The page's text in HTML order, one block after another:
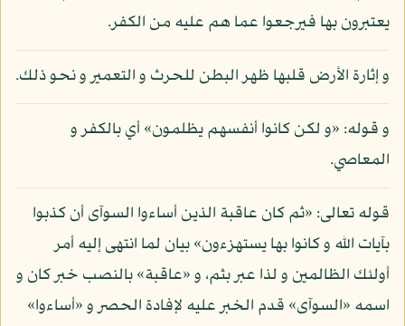
يعتبرون بها فيرجعوا عما هم عليه من الكفر.
و إثارة الأرض قلبها ظهر البطن للحرث و التعمير و نحو ذلك.
و قوله: «و لكن كانوا أنفسهم يظلمون» أي بالكفر و
المعاصي.
قوله تعالى: «ثم كان عاقبة الذين أساءوا السوآى أن كذبوا
بآيات الله و كانوا بها يستهزءون» بيان لما انتهى إليه أمر
أولئك الظالمين و لذا عبر بثم، و «عاقبة» بالنصب خبر كان و
اسمه «السوآى» قدم الخبر عليه لإفادة الحصر و «أساءوا»